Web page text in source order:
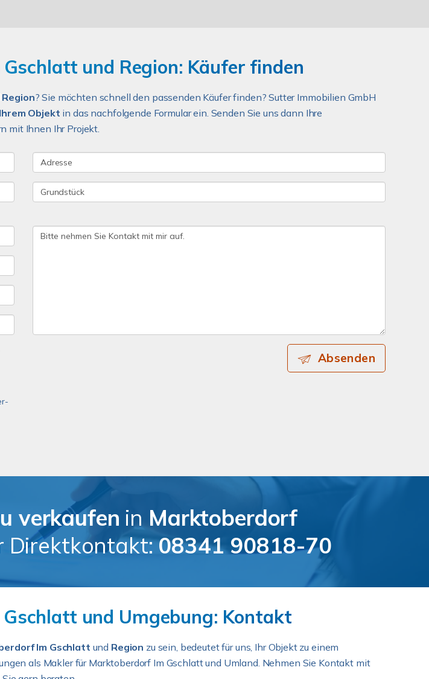
und Region: Käufer finden
Region? Sie möchten schnell den passenden Käufer finden? Sutter Immobilien GmbH
Objekt in das nachfolgende Formular ein. Senden Sie uns dann Ihre
mit Ihnen Ihr Projekt.
Absenden
verkaufen in Marktoberdorf
Direktkontakt:08341 90818-70
und Umgebung: Kontakt
Im Gschlatt und Region zu sein, bedeutet für uns, Ihr Objekt zu einem
als Makler für Marktoberdorf Im Gschlatt und Umland. Nehmen Sie Kontakt mit